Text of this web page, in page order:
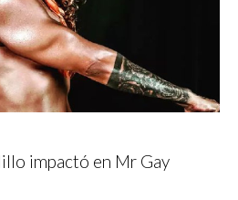
impactó en Mr Gay